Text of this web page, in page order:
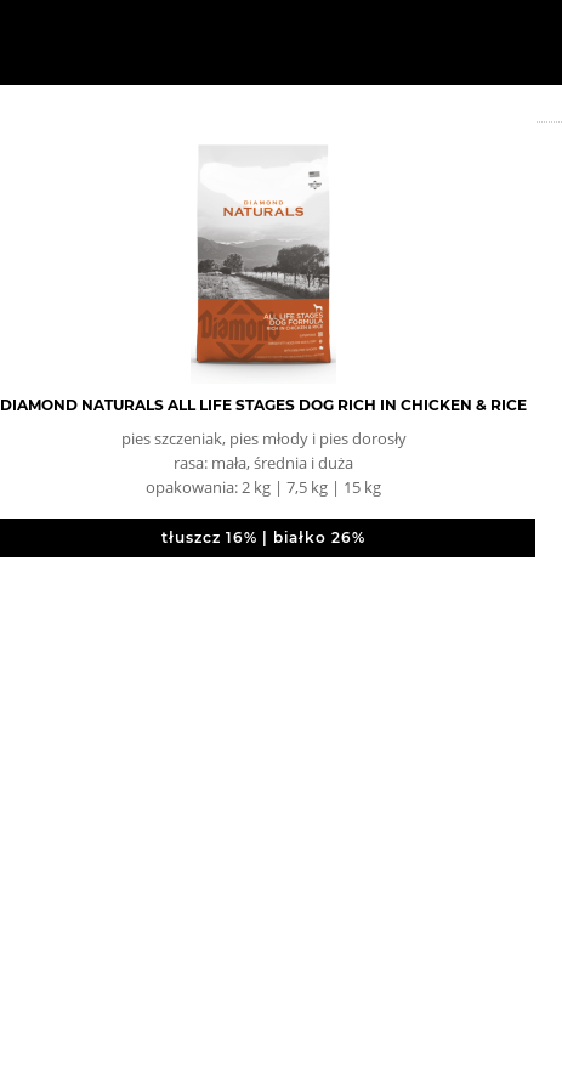
DIAMOND NATURALS ALL LIFE STAGES DOG RICH IN CHICKEN & RICE
pies szczeniak, pies młody i pies dorosły
rasa: mała, średnia i duża
opakowania: 2 kg | 7,5 kg | 15 kg
tłuszcz 16% | białko 26%